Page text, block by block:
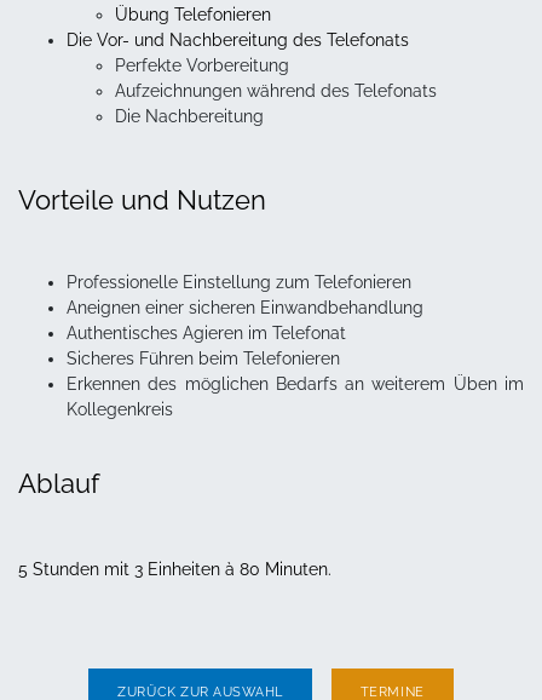
Übung Telefonieren
Die Vor- und Nachbereitung des Telefonats
Perfekte Vorbereitung
Aufzeichnungen während des Telefonats
Die Nachbereitung
Vorteile und Nutzen
Professionelle Einstellung zum Telefonieren
Aneignen einer sicheren Einwandbehandlung
Authentisches Agieren im Telefonat
Sicheres Führen beim Telefonieren
Erkennen des möglichen Bedarfs an weiterem Üben im
Kollegenkreis
Ablauf
5 Stunden mit 3 Einheiten à 80 Minuten.
ZURÜCK ZUR AUSWAHL TERMINE